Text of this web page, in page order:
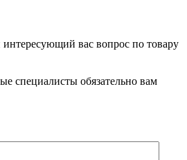
вас вопрос по товару
специалисты обязательно вам